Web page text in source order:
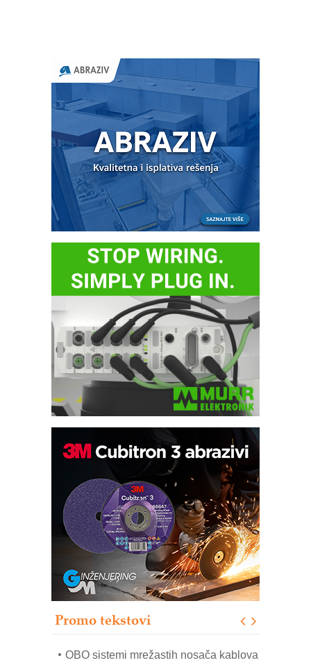
Promo tekstovi
Potpuna efikasnost bez složenih
sistema
Trajna oznaka kao dugoročna korist
Bezbednost na prvom mestu!
IB BLUMENAUER - više od 40 godina
poverenja u industriji
RMQ-TITAN ADVANCED INDICATOR
– Pametna signalizacija za efikasnije
upravljanje mašinama
Mitutoyo Crysta-Apex V PLUS: Nova
OBO sistemi mrežastih nosača kablova